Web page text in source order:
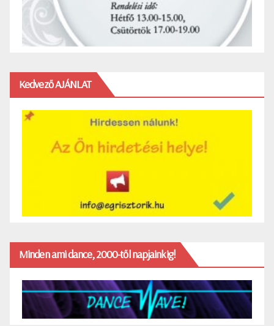
Kedvező AJÁNLAT
Minden ami dance, 2000-től napjainkig!